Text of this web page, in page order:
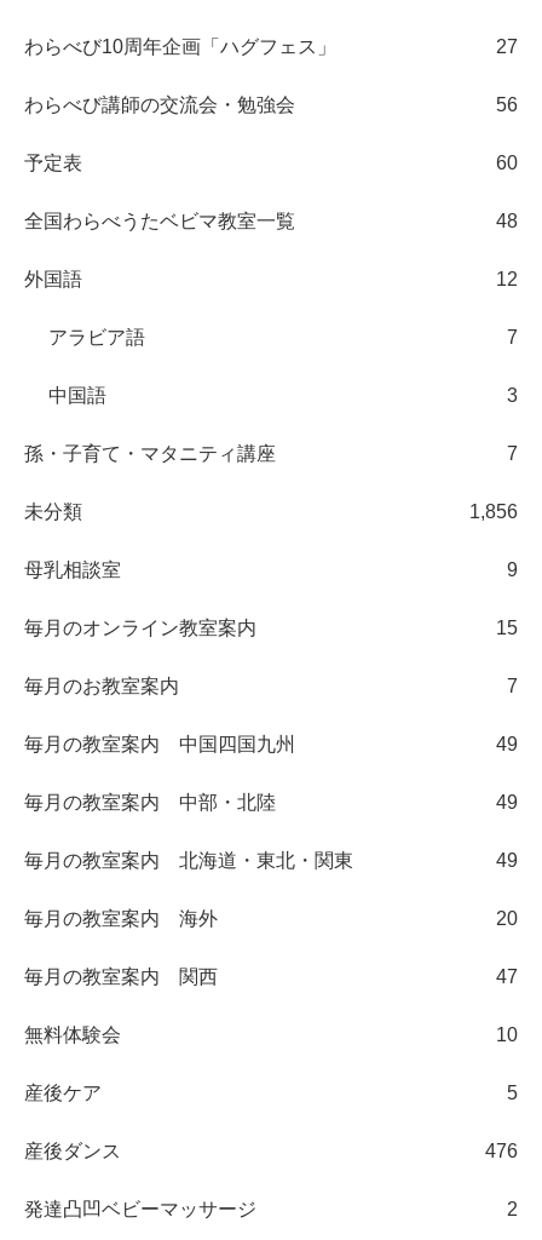
わらべび10周年企画「ハグフェス」 27
わらべび講師の交流会・勉強会 56
予定表 60
全国わらべうたベビマ教室一覧 48
外国語 12
アラビア語 7
中国語 3
孫・子育て・マタニティ講座 7
未分類 1,856
母乳相談室 9
毎月のオンライン教室案内 15
毎月のお教室案内 7
毎月の教室案内 中国四国九州 49
毎月の教室案内 中部・北陸 49
毎月の教室案内 北海道・東北・関東 49
毎月の教室案内 海外 20
毎月の教室案内 関西 47
無料体験会 10
産後ケア 5
産後ダンス 476
発達凸凹ベビーマッサージ 2